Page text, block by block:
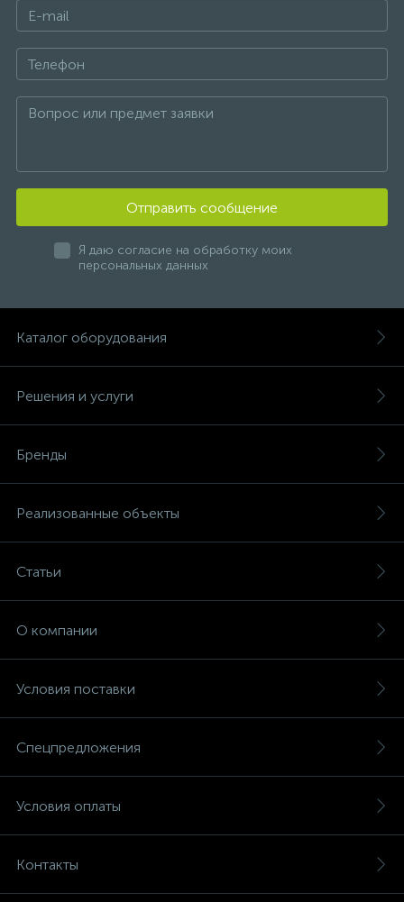
Отправить сообщение
Я даю согласие на обработку моих
персональных данных
Каталог оборудования
Решения и услуги
Бренды
Реализованные объекты
Статьи
О компании
Условия поставки
Спецпредложения
Условия оплаты
Контакты